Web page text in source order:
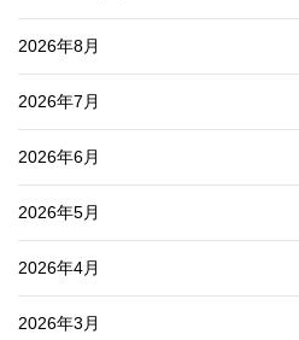
2026年8月
2026年7月
2026年6月
2026年5月
2026年4月
2026年3月